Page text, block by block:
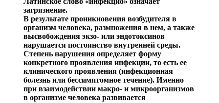
загрязнение.
В результате проникновения возбудителя в
организм человека, размножения в нем, а также
высвобождения экзо- или эндотоксинов
нарушается постоянство внутренней среды.
Степень нарушения определяет форму
конкретного проявления инфекции, то есть ее
клинического проявления (инфекционная
болезнь или бессимптомное течение). Именно
при взаимодействии макро- и микроорганизмов
в организме человека развивается